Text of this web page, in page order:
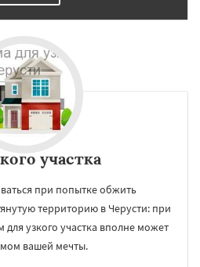
участка
при попытке обжить
территорию в Черусти: при
узкого участка вполне может
вашей мечты.